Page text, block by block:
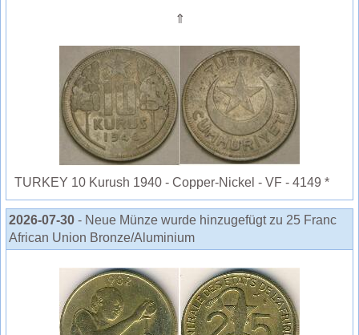
⇑
TURKEY 10 Kurush 1940 - Copper-Nickel - VF - 4149 *
2026-07-30 - Neue Münze wurde hinzugefügt zu 25 Franc
African Union Bronze/Aluminium